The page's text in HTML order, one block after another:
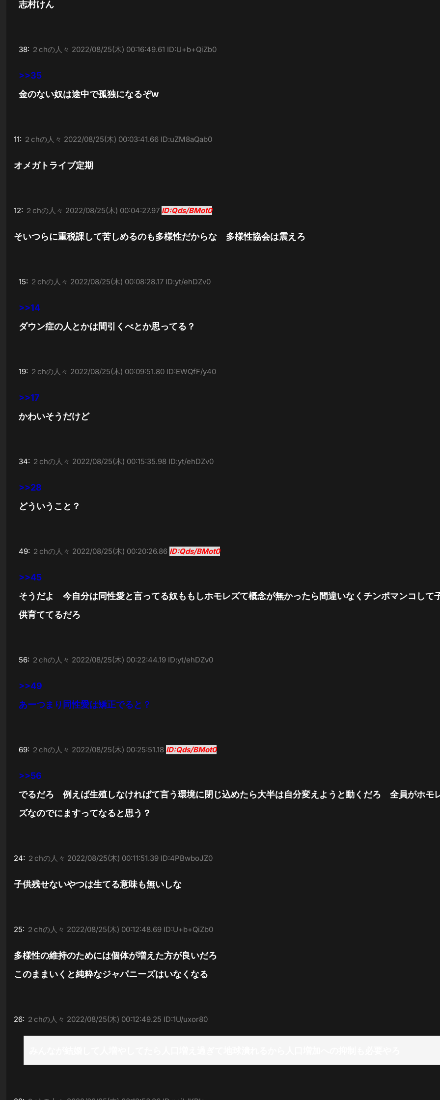
志村けん
38: ２chの人々 2022/08/25(木) 00:16:49.61 ID:U+b+QiZb0
>>35
金のない奴は途中で孤独になるぞw
11: ２chの人々 2022/08/25(木) 00:03:41.66 ID:uZM8aQab0
オメガトライブ定期
12: ２chの人々 2022/08/25(木) 00:04:27.97 ID:Qds/BMot0
そいつらに重税課して苦しめるのも多様性だからな 多様性協会は震えろ
15: ２chの人々 2022/08/25(木) 00:08:28.17 ID:yt/ehDZv0
>>14
ダウン症の人とかは間引くべとか思ってる？
19: ２chの人々 2022/08/25(木) 00:09:51.80 ID:EWQfF/y40
>>17
かわいそうだけど
34: ２chの人々 2022/08/25(木) 00:15:35.98 ID:yt/ehDZv0
>>28
どういうこと？
49: ２chの人々 2022/08/25(木) 00:20:26.86 ID:Qds/BMot0
>>45
そうだよ 今自分は同性愛と言ってる奴ももしホモレズて概念が無かったら間違いなくチンポマンコして
供育ててるだろ
56: ２chの人々 2022/08/25(木) 00:22:44.19 ID:yt/ehDZv0
>>49
あーつまり同性愛は矯正でると？
69: ２chの人々 2022/08/25(木) 00:25:51.18 ID:Qds/BMot0
>>56
でるだろ 例えば生殖しなければて言う環境に閉じ込めたら大半は自分変えようと動くだろ 全員がホモ
ズなのでにますってなると思う？
24: ２chの人々 2022/08/25(木) 00:11:51.39 ID:4PBwboJZ0
子供残せないやつは生てる意味も無いしな
25: ２chの人々 2022/08/25(木) 00:12:48.69 ID:U+b+QiZb0
多様性の維持のためには個体が増えた方が良いだろ
このままいくと純粋なジャパニーズはいなくなる
26: ２chの人々 2022/08/25(木) 00:12:49.25 ID:1U/uxor80